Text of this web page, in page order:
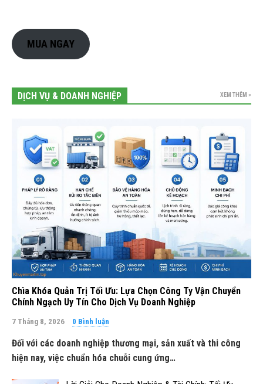
MUA NGAY
DỊCH VỤ & DOANH NGHIỆP XEM THÊM »
Chìa Khóa Quản Trị Tối Ưu: Lựa Chọn Công Ty Vận Chuyển
Chính Ngạch Uy Tín Cho Dịch Vụ Doanh Nghiệp
7 Tháng 8, 2026 0 Bình luận
Đối với các doanh nghiệp thương mại, sản xuất và thi công
hiện nay, việc chuẩn hóa chuỗi cung ứng…